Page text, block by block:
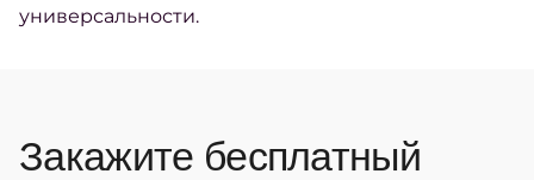
универсальности.
Закажите бесплатный